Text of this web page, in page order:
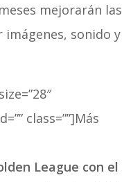
mejorarán las
sonido y
class=””]Más
League con el